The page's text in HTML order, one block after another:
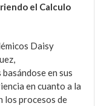
el Calculo
Daisy
en sus
en cuanto a la
los procesos de